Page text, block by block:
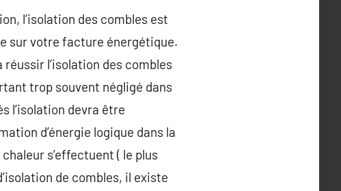
l’isolation des combles est
sur votre facture énergétique.
l’isolation des combles
trop souvent négligé dans
l’isolation devra être
d’énergie logique dans la
s’effectuent ( le plus
de combles, il existe